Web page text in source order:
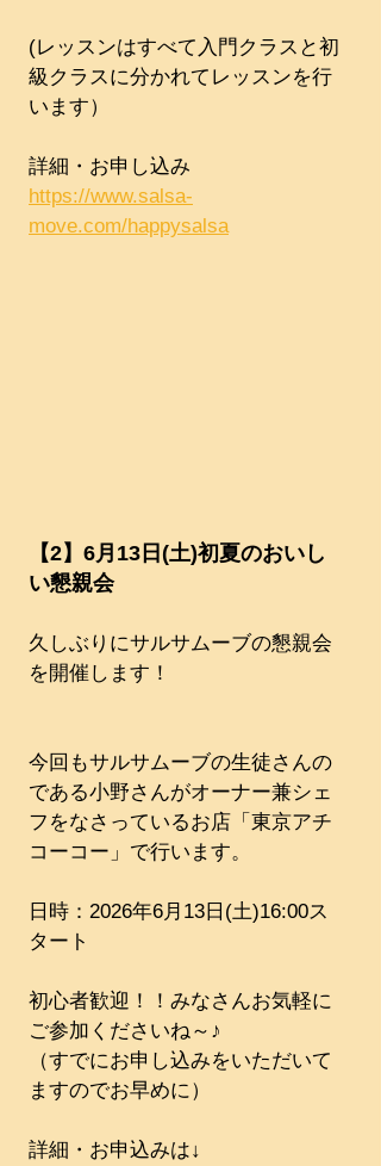
(レッスンはすべて入門クラスと初
級クラスに分かれてレッスンを行
います）
詳細・お申し込み
https://www.salsa-
move.com/happysalsa
【2】6月13日(土)初夏のおいし
い懇親会
久しぶりにサルサムーブの懇親会
を開催します！
今回もサルサムーブの生徒さんの
である小野さんがオーナー兼シェ
フをなさっているお店「東京アチ
コーコー」で行います。
日時：2026年6月13日(土)16:00ス
タート
初心者歓迎！！みなさんお気軽に
ご参加くださいね～♪
（すでにお申し込みをいただいて
ますのでお早めに）
詳細・お申込みは↓